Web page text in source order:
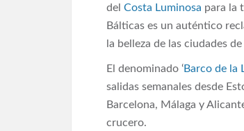
del Costa Luminosa para la
Bálticas es un auténtico
la belleza de las ciudades
El denominado ‘Barco de la
salidas semanales desde
Barcelona, Málaga y
crucero.